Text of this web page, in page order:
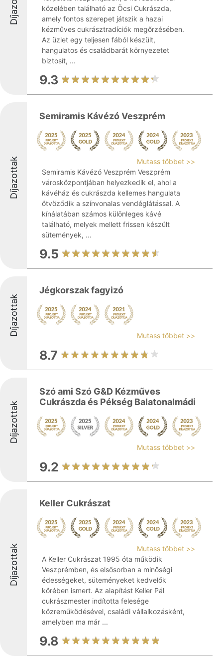
közelében található az Öcsi Cukrászda,
amely fontos szerepet játszik a hazai
kézműves cukrásztradíciók megőrzésében.
Az üzlet egy teljesen fából készült,
hangulatos és családbarát környezetet
biztosít, ...
9.3
Díjazottak
Semiramis Kávézó Veszprém
Mutass többet >>
Semiramis Kávézó Veszprém Veszprém
városközpontjában helyezkedik el, ahol a
kávéház és cukrászda kellemes hangulata
ötvöződik a színvonalas vendéglátással. A
kínálatában számos különleges kávé
található, melyek mellett frissen készült
sütemények, ...
9.5
Díjazottak
Jégkorszak fagyizó
Mutass többet >>
8.7
Díjazottak
Szó ami Szó G&D Kézműves
Cukrászda és Pékség Balatonalmádi
Mutass többet >>
9.2
Díjazottak
Keller Cukrászat
Mutass többet >>
A Keller Cukrászat 1995 óta működik
Veszprémben, és elsősorban a minőségi
édességeket, süteményeket kedvelők
körében ismert. Az alapítást Keller Pál
cukrászmester indította felesége
közreműködésével, családi vállalkozásként,
amelyben ma már ...
9.8